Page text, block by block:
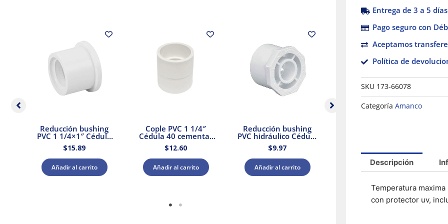
Reducción bushing
PVC 1 1/4×1″ Cédula
40 Amanco
$15.89
Añadir al carrito
Cople PVC 1 1/4″
Cédula 40 cementar
Amanco
$12.60
Añadir al carrito
Reducción bushing
PVC hidráulico Cédula
40 1 x 3/4″ cementar
Amanco
$9.97
Añadir al carrito Añadir al carrito
Entrega de 3 a 5 días
Pago seguro con
Aceptamos
Política de
SKU 173-66078
Categoría Amanco
Descripción
Temperatura
con protector uv,